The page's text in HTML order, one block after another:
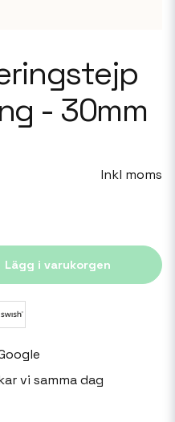
- 30mm
Inkl moms
Lägg i varukorgen
vi samma dag